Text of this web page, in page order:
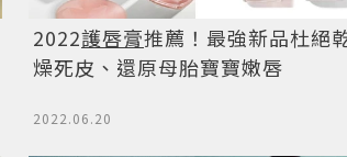
2022護唇膏推薦！最強新品杜絕
燥死皮、還原母胎寶寶嫩唇
2022.06.20